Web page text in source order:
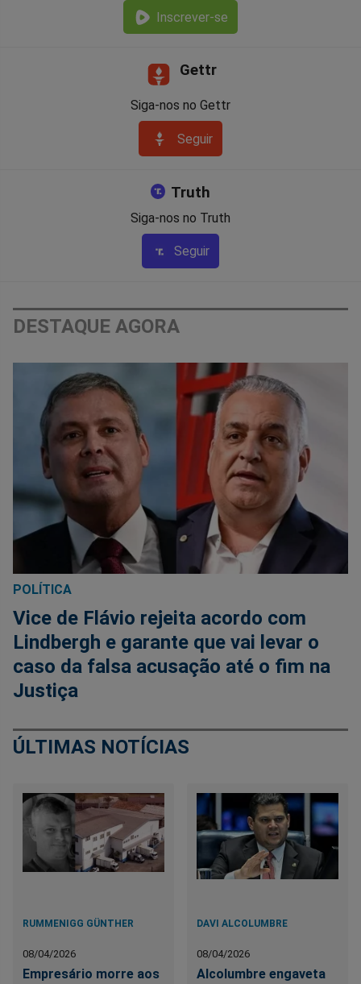
Inscrever-se
Gettr
Siga-nos no Gettr
Seguir
Truth
Siga-nos no Truth
Seguir
DESTAQUE AGORA
POLÍTICA
Vice de Flávio rejeita acordo com
Lindbergh e garante que vai levar o
caso da falsa acusação até o fim na
Justiça
ÚLTIMAS NOTÍCIAS
RUMMENIGG GÜNTHER
08/04/2026
Empresário morre aos
DAVI ALCOLUMBRE
08/04/2026
Alcolumbre engaveta